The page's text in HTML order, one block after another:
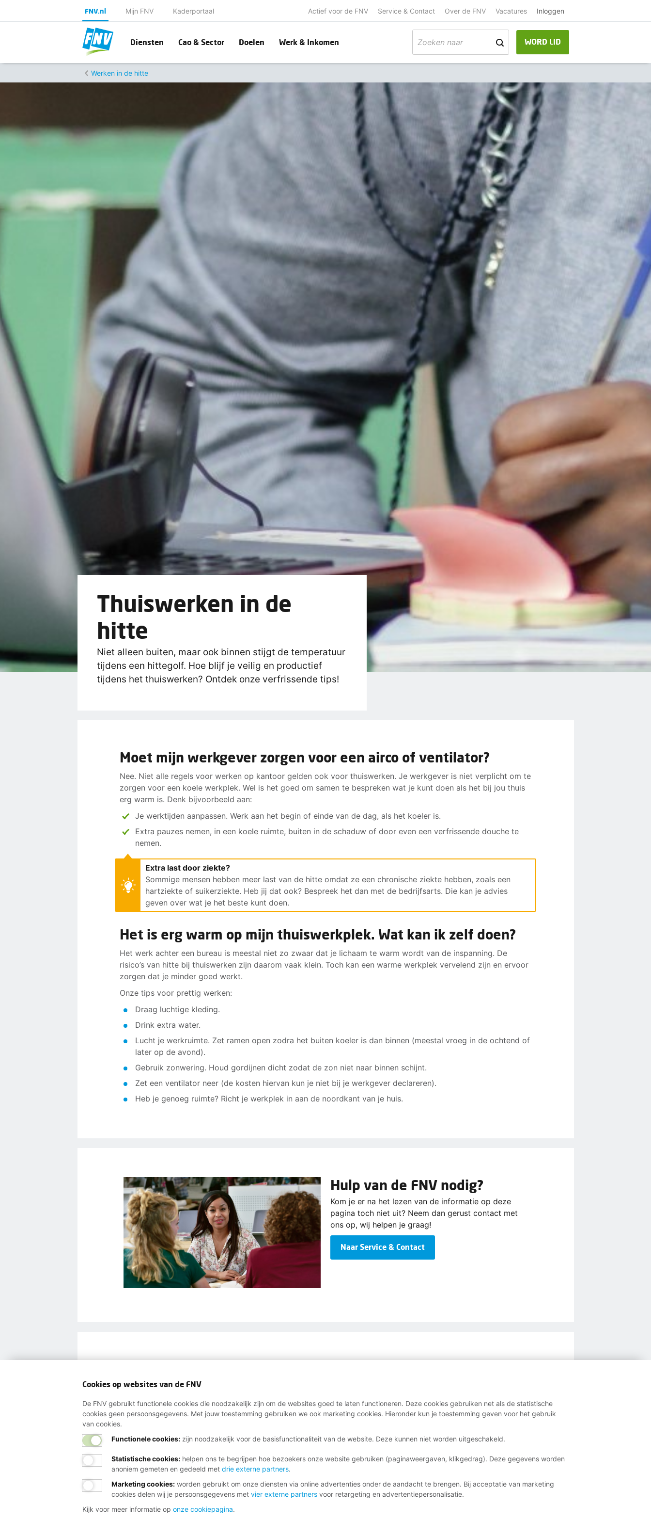
FNV.nl Mijn FNV Kaderportaal Actief voor de FNV Service & Contact Over de FNV Vacatures Inloggen
Diensten Cao & Sector Doelen Werk & Inkomen WORD LID
Werken in de hitte
Thuiswerken in de
hitte
Niet alleen buiten, maar ook binnen stijgt de temperatuur
tijdens een hittegolf. Hoe blijf je veilig en productief
tijdens het thuiswerken? Ontdek onze verfrissende tips!
Moet mijn werkgever zorgen voor een airco of ventilator?
Nee. Niet alle regels voor werken op kantoor gelden ook voor thuiswerken. Je werkgever is niet verplicht om te
zorgen voor een koele werkplek. Wel is het goed om samen te bespreken wat je kunt doen als het bij jou thuis
erg warm is. Denk bijvoorbeeld aan:
Je werktijden aanpassen. Werk aan het begin of einde van de dag, als het koeler is.
Extra pauzes nemen, in een koele ruimte, buiten in de schaduw of door even een verfrissende douche te
nemen.
Extra last door ziekte?
Sommige mensen hebben meer last van de hitte omdat ze een chronische ziekte hebben, zoals een
hartziekte of suikerziekte. Heb jij dat ook? Bespreek het dan met de bedrijfsarts. Die kan je advies
geven over wat je het beste kunt doen.
Het is erg warm op mijn thuiswerkplek. Wat kan ik zelf doen?
Het werk achter een bureau is meestal niet zo zwaar dat je lichaam te warm wordt van de inspanning. De
risico’s van hitte bij thuiswerken zijn daarom vaak klein. Toch kan een warme werkplek vervelend zijn en ervoor
zorgen dat je minder goed werkt.
Onze tips voor prettig werken:
Draag luchtige kleding.
Drink extra water.
Lucht je werkruimte. Zet ramen open zodra het buiten koeler is dan binnen (meestal vroeg in de ochtend of
later op de avond).
Gebruik zonwering. Houd gordijnen dicht zodat de zon niet naar binnen schijnt.
Zet een ventilator neer (de kosten hiervan kun je niet bij je werkgever declareren).
Heb je genoeg ruimte? Richt je werkplek in aan de noordkant van je huis.
Hulp van de FNV nodig?
Kom je er na het lezen van de informatie op deze
pagina toch niet uit? Neem dan gerust contact met
ons op, wij helpen je graag!
Naar Service & Contact
onduidelijkheden
Advies over loonsverhoging en onderhandelen
Inzicht in je rechten en kansen rond salaris
Toegang tot trainingen voor betere loopbaan- en
Gratis hulp bij je belastingaangifte en toeslagen
Word lid Of maak een ander lid en verdien een tientje
Cookies op websites van de FNV
De FNV gebruikt functionele cookies die noodzakelijk zijn om de websites goed te laten functioneren. Deze cookies gebruiken net als de statistische
cookies geen persoonsgegevens. Met jouw toestemming gebruiken we ook marketing cookies. Hieronder kun je toestemming geven voor het gebruik
van cookies.
Functionele cookies:zijn noodzakelijk voor de basisfunctionaliteit van de website. Deze kunnen niet worden uitgeschakeld.
Statistische cookies: helpen ons te begrijpen hoe bezoekers onze website gebruiken (paginaweergaven, klikgedrag). Deze gegevens worden
anoniem gemeten en gedeeld met drie externe partners.
Marketing cookies: worden gebruikt om onze diensten via online advertenties onder de aandacht te brengen. Bij acceptatie van marketing
cookies delen wij je persoonsgegevens met vier externe partnersvoor retargeting en advertentiepersonalisatie.
Kijk voor meer informatie op onze cookiepagina.